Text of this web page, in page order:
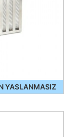
YASLANMASIZ